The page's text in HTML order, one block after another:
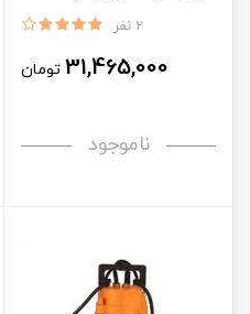
بدون فلوتر (مدل TMR 34/4)
2 نفر
31,465,000 تومان
ناموجود